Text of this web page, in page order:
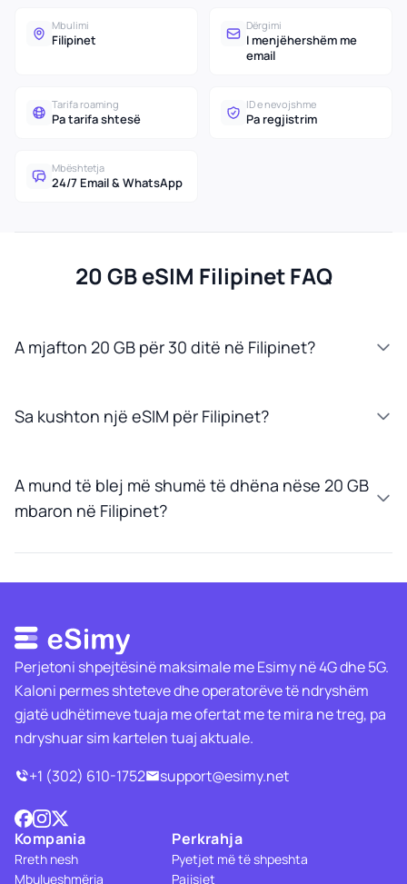
Mbulimi
Filipinet
Dërgimi
I menjëhershëm me
email
Tarifa roaming
Pa tarifa shtesë
ID e nevojshme
Pa regjistrim
Mbështetja
24/7 Email & WhatsApp
20 GB eSIM Filipinet FAQ
A mjafton 20 GB për 30 ditë në Filipinet?
Sa kushton një eSIM për Filipinet?
A mund të blej më shumë të dhëna nëse 20 GB
mbaron në Filipinet?
Perjetoni shpejtësinë maksimale me Esimy në 4G dhe 5G.
Kaloni permes shteteve dhe operatorëve të ndryshëm
gjatë udhëtimeve tuaja me ofertat me te mira ne treg, pa
ndryshuar sim kartelen tuaj aktuale.
+1 (302) 610-1752
support@esimy.net
Kompania
Rreth nesh
Mbulueshmëria
Perkrahja
Pyetjet më të shpeshta
Pajisjet